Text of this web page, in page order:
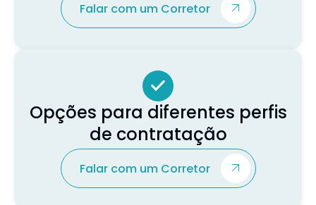
Falar com um Corretor
Opções para diferentes perfis
de contratação
Falar com um Corretor